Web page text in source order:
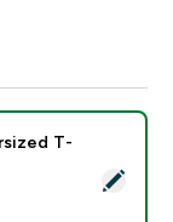
Day Oversized
T-